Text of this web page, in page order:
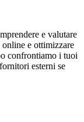
e valutare
e ottimizzare
confrontiamo i tuoi
esterni se